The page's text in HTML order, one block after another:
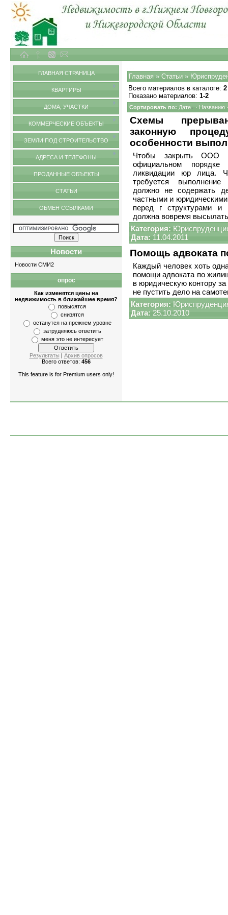
ГЛАВНАЯ СТРАНИЦА
КВАРТИРЫ
ДОМА, УЧАСТКИ
КОММЕРЧЕСКИЕ ОБЪЕКТЫ
ЗЕМЛИ ПОД СТРОИТЕЛЬСТВО
АДРЕСА И ТЕЛЕФОНЫ
ПРОДАННЫЕ ОБЪЕКТЫ
СТАТЬИ
ОБМЕН ССЫЛКАМИ
Новости
Новости СМИ2
опрос
Как изменятся цены на
недвижимость в ближайшее время?
повысятся
снизятся
останутся на прежнем уровне
затрудняюсь ответить
меня это не интересует
Результаты | Архив опросов
Всего ответов: 456
This feature is for Premium users only!
Главная » Статьи »
Всего материалов в каталоге: 2
Показано материалов: 1-2
Сортировать по: Дате · Названию
Схемы
законную
особенности
Чтобы закрыть ООО
официальном порядке
ликвидации юр лица.
требуется
должно не содержать
частными и
перед г структурами и
должна вовремя
Категория:
Дата: 11.04.2011
Помощь адвоката
Каждый человек хоть
помощи адвоката по
в юридическую контору
не пустить дело на
Категория:
Дата: 25.10.2010
трёхкомнатные многокомнатные;дома и земельные участки